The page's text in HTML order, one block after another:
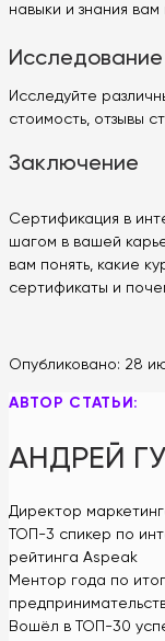
навыки и знания
Исследуйте
стоимость, отзывы
Заключение
Сертификация в
шагом в вашей
вам понять, какие
сертификаты и
Опубликовано: 28
АВТОР СТАТЬИ:
АНДРЕЙ
Директор
ТОП-3 спикер по
рейтинга Aspeak
Ментор года по
Вошёл в ТОП-30